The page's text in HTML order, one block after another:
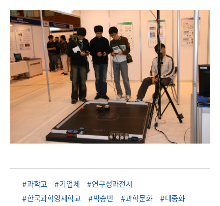
과학고 기업체
연구성과전시
한국과학영재학교
박승빈 과학문화
대중화